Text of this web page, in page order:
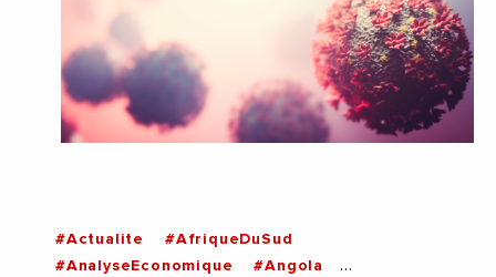
#Actualite
#AfriqueDuSud
#AnalyseEconomique
#Angola